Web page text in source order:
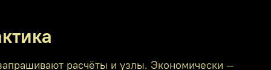
расчёты и узлы. Экономически —